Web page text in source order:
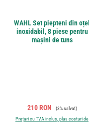
WAHL Set piepteni din oțel
inoxidabil, 8 piese pentru
mașini de tuns
Preț de vânzare:
210 RON Preț obișnuit:
(3% salvat)
Prețuri cu TVA inclus, plus costuri de